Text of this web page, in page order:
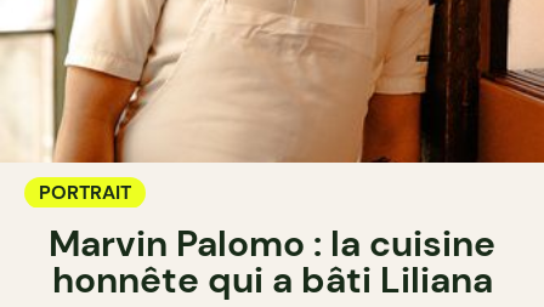
PORTRAIT
Marvin Palomo : la cuisine
honnête qui a bâti Liliana